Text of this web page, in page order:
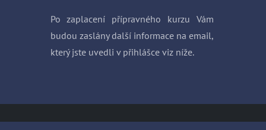
Po zaplacení přípravného kurzu Vám
budou zaslány další informace na email,
který jste uvedli v přihlášce viz níže.